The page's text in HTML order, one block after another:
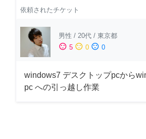
依頼されたチケット
男性 / 20代 / 東京都
sentiment_satisfied 5 sentiment_neutral 0 sentiment_dissatisfied 0
windows7 デスクトップpcから
pc への引っ越し作業